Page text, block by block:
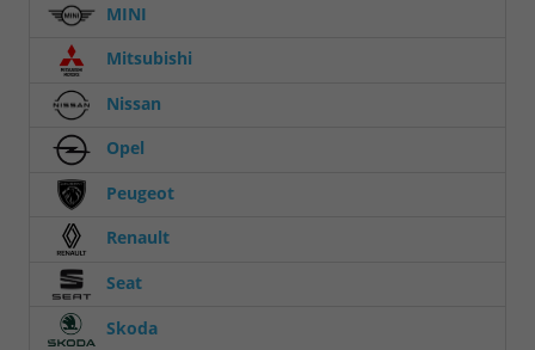
MINI
Mitsubishi
Nissan
Opel
Peugeot
Renault
Seat
Skoda